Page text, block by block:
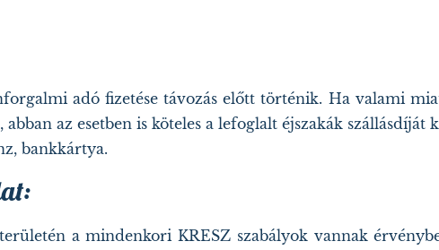
adó fizetése távozás előtt történik. Ha valami
az esetben is köteles a lefoglalt éjszakák szállásdíját
bankkártya.
a mindenkori KRESZ szabályok vannak